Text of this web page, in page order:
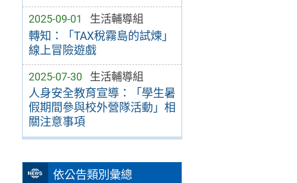
2025-09-01 生活輔導組
轉知：「TAX稅霧島的試煉」
線上冒險遊戲
2025-07-30 生活輔導組
人身安全教育宣導：「學生暑
假期間參與校外營隊活動」相
關注意事項
依公告類別彙總